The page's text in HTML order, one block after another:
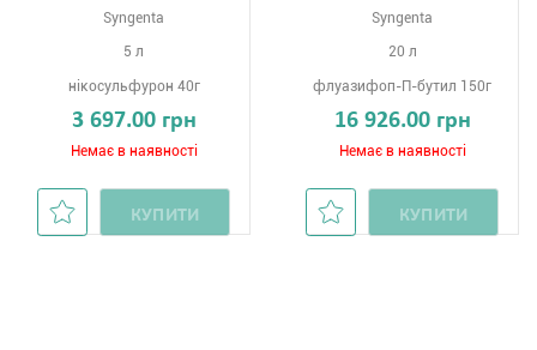
Syngenta
5 л
нікосульфурон 40г
3 697.00 грн
Немає в наявності
КУПИТИ
Syngenta
20 л
флуазифоп-П-бутил 150г
16 926.00 грн
Немає в наявності
КУПИТИ